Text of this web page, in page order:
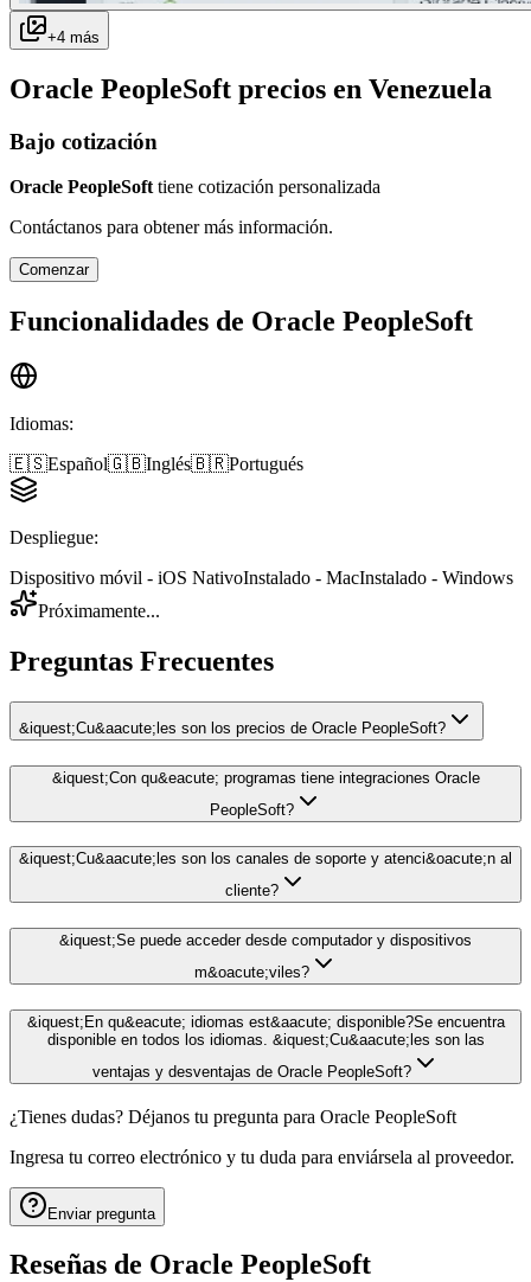
+4 más
Oracle PeopleSoft precios en Venezuela
Bajo cotización
Oracle PeopleSoft tiene cotización personalizada
Contáctanos para obtener más información.
Comenzar
Funcionalidades de Oracle PeopleSoft
Idiomas:
🇪🇸Español🇬🇧Inglés🇧🇷Portugués
Despliegue:
Dispositivo móvil - iOS NativoInstalado - MacInstalado - Windows
Próximamente...
Preguntas Frecuentes
&iquest;Cu&aacute;les son los precios de Oracle PeopleSoft?
&iquest;Con qu&eacute; programas tiene integraciones Oracle
PeopleSoft?
&iquest;Cu&aacute;les son los canales de soporte y atenci&oacute;n al
cliente?
&iquest;Se puede acceder desde computador y dispositivos
m&oacute;viles?
&iquest;En qu&eacute; idiomas est&aacute; disponible?Se encuentra
disponible en todos los idiomas. &iquest;Cu&aacute;les son las
ventajas y desventajas de Oracle PeopleSoft?
¿Tienes dudas? Déjanos tu pregunta para Oracle PeopleSoft
Ingresa tu correo electrónico y tu duda para enviársela al proveedor.
Enviar pregunta
Reseñas de Oracle PeopleSoft